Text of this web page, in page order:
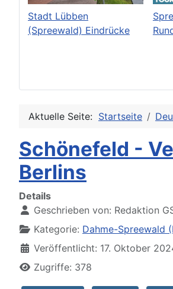
Stadt Lübben
(Spreewald) Eindrücke
Aktuelle Seite: Startseite
Schönefeld -
Berlins
Details
Geschrieben von: Redaktion
Kategorie: Dahme-Spreewald
Veröffentlicht: 17. Oktober
Zugriffe: 378